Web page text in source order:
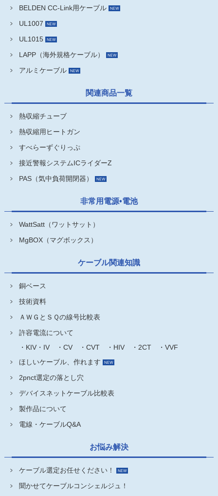
BELDEN CC-Link用ケーブル
UL1007
UL1015
LAPP（海外規格ケーブル）
アルミケーブル
関連商品一覧
熱収縮チューブ
熱収縮用ヒートガン
すべらーずぐりっぷ
接近警報システムICライダーZ
PAS（気中負荷開閉器）
非常用電源•電池
WattSatt（ワットサット）
MgBOX（マグボックス）
ケーブル関連知識
銅ベース
技術資料
ＡＷＧとＳＱの線号比較表
許容電流について
・KIV・IV
・CV ・CVT ・HIV ・2CT
・VVF
ほしいケーブル、作れます
2pnct選定の落とし穴
デバイスネットケーブル比較表
製作品について
電線・ケーブルQ&A
お悩み解決
ケーブル選定お任せください！
聞かせてケーブルコンシェルジュ！